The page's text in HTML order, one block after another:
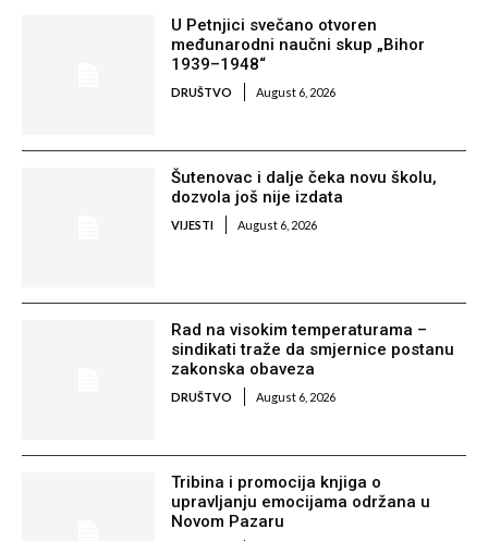
U Petnjici svečano otvoren
međunarodni naučni skup „Bihor
1939–1948“
DRUŠTVO August 6, 2026
Šutenovac i dalje čeka novu školu,
dozvola još nije izdata
VIJESTI August 6, 2026
Rad na visokim temperaturama –
sindikati traže da smjernice postanu
zakonska obaveza
DRUŠTVO August 6, 2026
Tribina i promocija knjiga o
upravljanju emocijama održana u
Novom Pazaru